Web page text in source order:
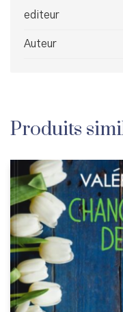
editeur
Auteur
Produits